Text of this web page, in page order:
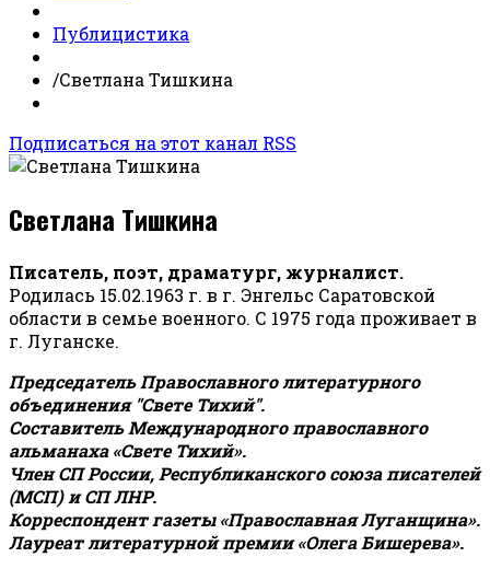
Публицистика
/Светлана Тишкина
Подписаться на этот канал RSS
Светлана Тишкина
Писатель, поэт, драматург, журналист.
Родилась 15.02.1963 г. в г. Энгельс Саратовской
области в семье военного. С 1975 года проживает в
г. Луганске.
Председатель Православного литературного
объединения "Свете Тихий".
Составитель Международного православного
альманаха «Свете Тихий».
Член СП России, Республиканского союза писателей
(МСП) и СП ЛНР.
Корреспондент газеты «Православная Луганщина».
Лауреат литературной премии «Олега Бишерева».